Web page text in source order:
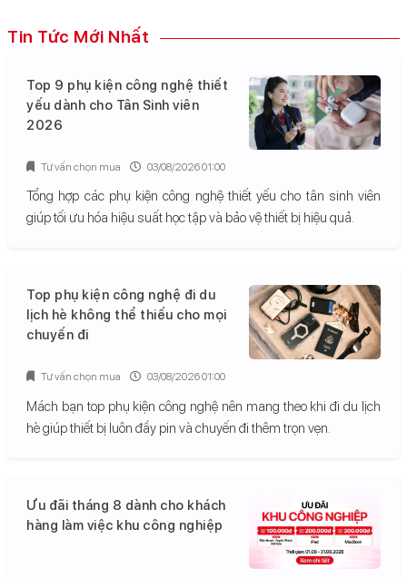
Tin Tức Mới Nhất
Top 9 phụ kiện công nghệ thiết
yếu dành cho Tân Sinh viên
2026
Tổng hợp các phụ kiện công nghệ thiết yếu cho tân sinh viên
giúp tối ưu hóa hiệu suất học tập và bảo vệ thiết bị hiệu quả.
Tư vấn chọn mua 03/08/2026 01:00
Top phụ kiện công nghệ đi du
lịch hè không thể thiếu cho mọi
chuyến đi
Mách bạn top phụ kiện công nghệ nên mang theo khi đi du lịch
hè giúp thiết bị luôn đầy pin và chuyến đi thêm trọn vẹn.
Tư vấn chọn mua 03/08/2026 01:00
Ưu đãi tháng 8 dành cho khách
hàng làm việc khu công nghiệp